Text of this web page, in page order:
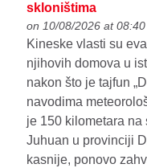
skloništima
on 10/08/2026 at 08:40
Kineske vlasti su
njihovih domova u
nakon što je tajfun
navodima
je 150 kilometara
Juhuan u provinciji
kasnije, ponovo